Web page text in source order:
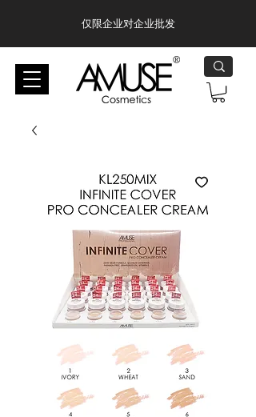
仅限企业对企业批发